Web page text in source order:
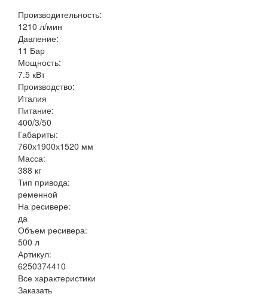
Производительность:
1210 л/мин
Давление:
11 Бар
Мощность:
7.5 кВт
Производство:
Италия
Питание:
400/3/50
Габариты:
760х1900х1520 мм
Масса:
388 кг
Тип привода:
ременной
На ресивере:
да
Объем ресивера:
500 л
Артикул:
6250374410
Все характеристики
Заказать